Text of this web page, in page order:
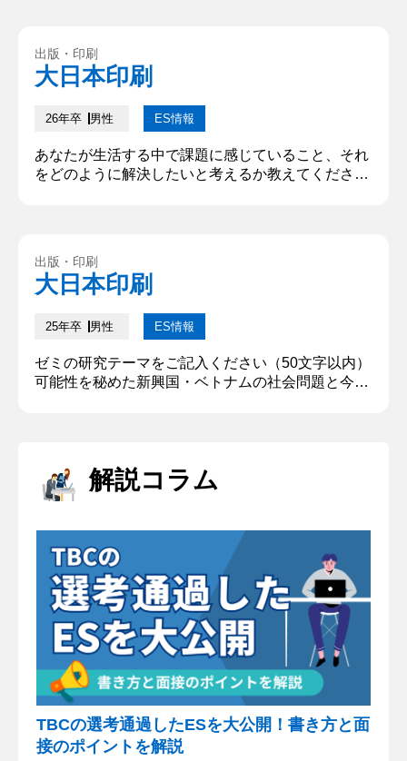
ず、独自のP&Iで社会課題を解決する貴社で働きた
い。そして新しい価値で、人の笑顔に寄与したい。
出版・印刷
大日本印刷
26年卒 男性 ES情報
あなたが生活する中で課題に感じていること、それ
をどのように解決したいと考えるか教えてくださ
通渋滞が課題であると感じます。そのためには、全
自動車に自動運転システム装置を義務化するという
出版・印刷
大日本印刷
25年卒 男性 ES情報
ゼミの研究テーマをご記入ください（50文字以内）
可能性を秘めた新興国・ベトナムの社会問題と今後
移動、環境問題、対外関係の３つの観点から、現在
進行形のベトナムの成長とその裏にある問題を研究
解説コラム
TBCの選考通過したESを大公開！書き方と面
接のポイントを解説